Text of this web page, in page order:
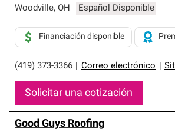
profesionalismo, confiabilidad y
sistemas de techos.
Woodville, OH Español Disponible
(419) 373-3366 Correo electrónico
Financiación disponible
Solicitar una cotización
Good Guys Roofing